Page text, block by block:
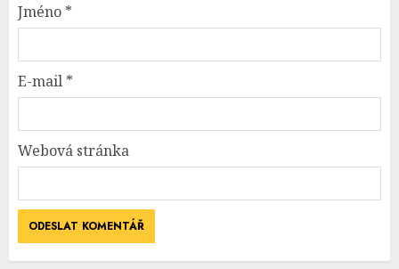
Jméno *
E-mail *
Webová stránka